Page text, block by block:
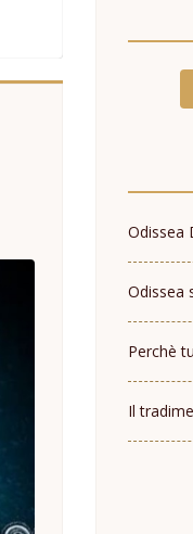
Odissea
Odissea
Perchè
Il